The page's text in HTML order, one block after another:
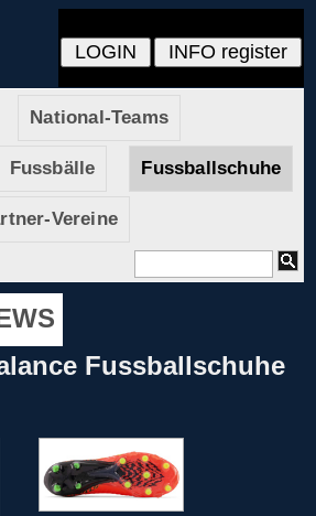
National-Teams
Fussbälle Fussballschuhe
Vereine
Fussballschuhe